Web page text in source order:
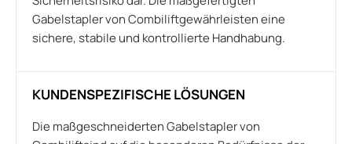
Gabelstapler von Combiliftgewährleisten eine
sichere, stabile und kontrollierte Handhabung.
KUNDENSPEZIFISCHE LÖSUNGEN
Die maßgeschneiderten Gabelstapler von